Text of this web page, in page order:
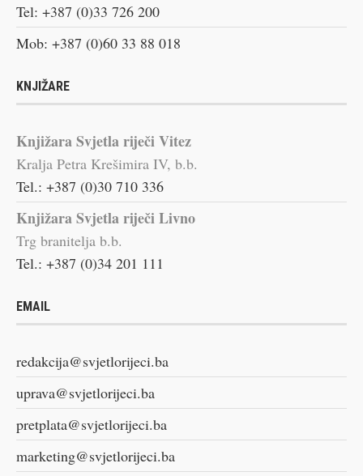
Tel: +387 (0)33 726 200
Mob: +387 (0)60 33 88 018
KNJIŽARE
Knjižara Svjetla riječi Vitez
Kralja Petra Krešimira IV, b.b.
Tel.: +387 (0)30 710 336
Knjižara Svjetla riječi Livno
Trg branitelja b.b.
Tel.: +387 (0)34 201 111
EMAIL
redakcija@svjetlorijeci.ba
uprava@svjetlorijeci.ba
pretplata@svjetlorijeci.ba
marketing@svjetlorijeci.ba